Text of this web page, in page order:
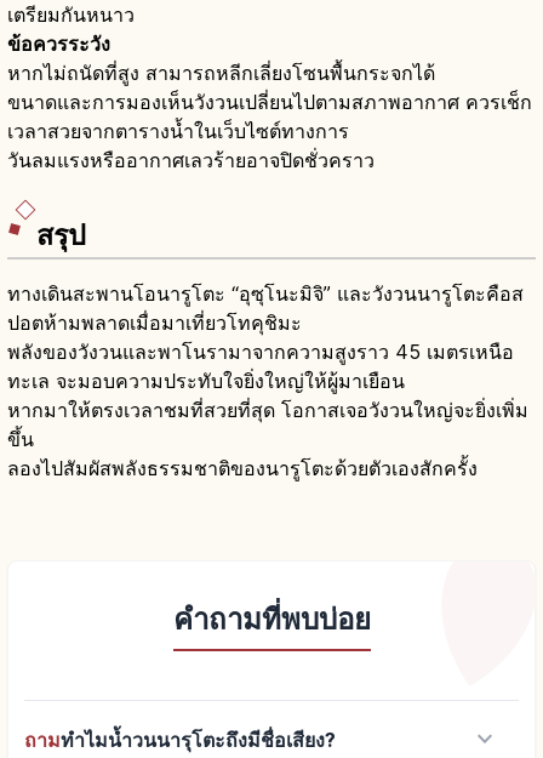
เตรียมกันหนาว
ข้อควรระวัง
หากไม่ถนัดที่สูง สามารถหลีกเลี่ยงโซนพื้นกระจกได้
ขนาดและการมองเห็นวังวนเปลี่ยนไปตามสภาพอากาศ ควรเช็ก
เวลาสวยจากตารางน้ำในเว็บไซต์ทางการ
วันลมแรงหรืออากาศเลวร้ายอาจปิดชั่วคราว
สรุป
ทางเดินสะพานโอนารูโตะ “อุซุโนะมิจิ” และวังวนนารูโตะคือส
ปอตห้ามพลาดเมื่อมาเที่ยวโทคุชิมะ
พลังของวังวนและพาโนรามาจากความสูงราว 45 เมตรเหนือ
ทะเล จะมอบความประทับใจยิ่งใหญ่ให้ผู้มาเยือน
หากมาให้ตรงเวลาชมที่สวยที่สุด โอกาสเจอวังวนใหญ่จะยิ่งเพิ่ม
ขึ้น
ลองไปสัมผัสพลังธรรมชาติของนารูโตะด้วยตัวเองสักครั้ง
คำถามที่พบบ่อย
ถามทำไมน้ำวนนารุโตะถึงมีชื่อเสียง? keyboard_arrow_down